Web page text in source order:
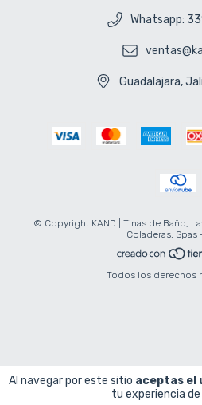
Al navegar por este sitio aceptas el
tu experiencia
Whatsapp:
Guadalajara,
© Copyright KAND | Tinas de Baño,
Coladeras, Spas
Todos los derechos